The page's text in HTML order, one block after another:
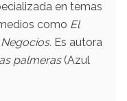
en temas
como El
Es autora
palmeras(Azul